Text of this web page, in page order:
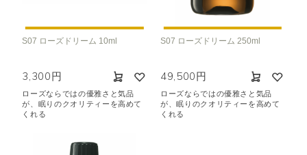
S07 ローズドリーム 10ml
3,300円
ローズならではの優雅さと気品
が、眠りのクオリティーを高めて
くれる
S07 ローズドリーム 250ml
49,500円
ローズならではの優雅さと気品
が、眠りのクオリティーを高めて
くれる